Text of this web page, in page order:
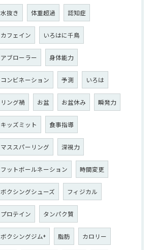
水抜き 体重超過 認知症
カフェイン いろはに千鳥
アブローラー 身体能力
コンビネーション 予測 いろは
リング禍 お盆 お盆休み 瞬発力
キッズミット 食事指導
マススパーリング 深視力
フットボールネーション 時間変更
ボクシングシューズ フィジカル
プロテイン タンパク質
ボクシングジム+ 脂肪 カロリー